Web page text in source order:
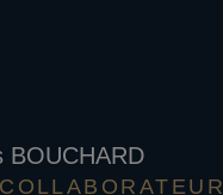
BOUCHARD